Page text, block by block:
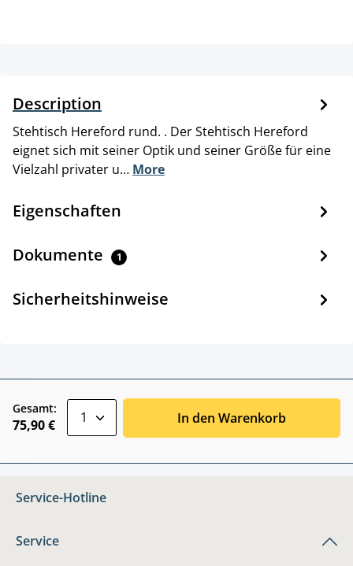
Description
Stehtisch Hereford rund. . Der Stehtisch Hereford
eignet sich mit seiner Optik und seiner Größe für eine
Vielzahl privater u… More
Eigenschaften
Dokumente 1
Sicherheitshinweise
Gesamt:
75,90 € In den Warenkorb
Service-Hotline
Service